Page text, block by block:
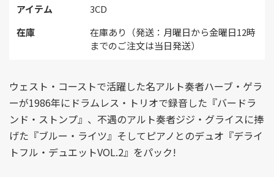
アイテム
3CD
在庫
在庫あり（発送：月曜日から金曜日12時
までのご注文は当日発送）
ウェスト・コーストで活躍した名アルト奏者ハーブ・ゲラ
ーが1986年にドラムレス・トリオで録音した『バードラ
ンド・ストンプ』、不遇のアルト奏者ジジ・グライスに捧
げた『ブルー・ライツ』そしてピアノとのデュオ『デライ
トフル・デュエットVOL.2』をパック!